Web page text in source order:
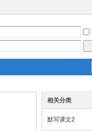
相关分类
默写课文2